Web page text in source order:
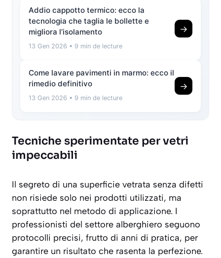
Addio cappotto termico: ecco la
tecnologia che taglia le bollette e
migliora l’isolamento
13 Gen 2026 • 9 min de lecture
→
Come lavare pavimenti in marmo: ecco il
rimedio definitivo
13 Gen 2026 • 9 min de lecture
→
Tecniche sperimentate per vetri
impeccabili
Il segreto di una superficie vetrata senza difetti
non risiede solo nei prodotti utilizzati, ma
soprattutto nel metodo di applicazione. I
professionisti del settore alberghiero seguono
protocolli precisi, frutto di anni di pratica, per
garantire un risultato che rasenta la perfezione.